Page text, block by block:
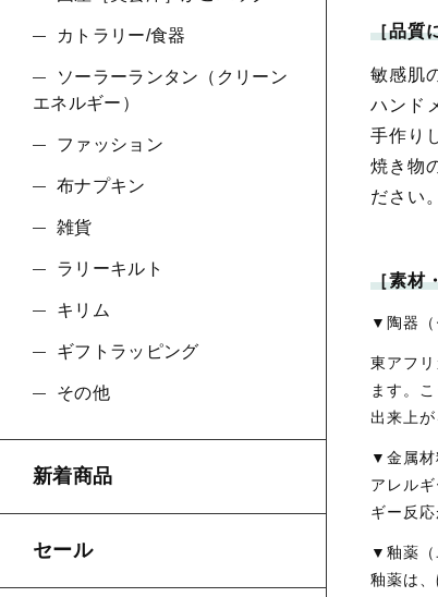
［品質
敏感肌
ハンド
手作り
焼き物
ださい。
［素材
▼陶器（
東アフ
ます。
出来上
▼金属材
アレル
ギー反
▼釉薬（
釉薬は
カトラリー/食器
ソーラーランタン（クリーン
エネルギー）
ファッション
布ナプキン
雑貨
ラリーキルト
キリム
ギフトラッピング
その他
新着商品
セール
並び順